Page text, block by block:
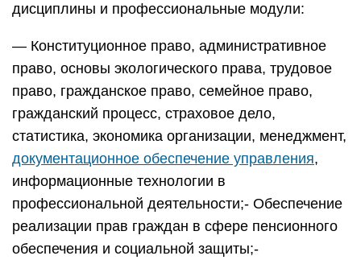
дисциплины и профессиональные модули:
— Конституционное право, административное
право, основы экологического права, трудовое
право, гражданское право, семейное право,
гражданский процесс, страховое дело,
статистика, экономика организации, менеджмент,
документационное обеспечение управления,
информационные технологии в
профессиональной деятельности;- Обеспечение
реализации прав граждан в сфере пенсионного
обеспечения и социальной защиты;-